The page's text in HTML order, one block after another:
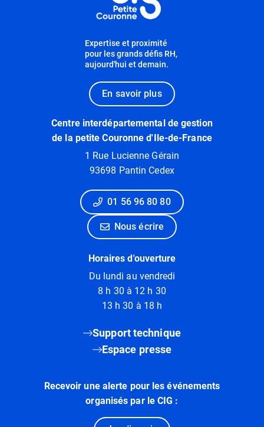
Expertise et proximité
pour les grands défis RH,
aujourd'hui et demain.
En savoir plus
Centre interdépartemental de gestion
de la petite Couronne d'Ile-de-France
1 Rue Lucienne Gérain
93698 Pantin Cedex
01 56 96 80 80
Nous écrire
Horaires d'ouverture
Du lundi au vendredi
8 h 30 à 12 h 30
13 h 30 à 18 h
Support technique
Espace presse
Recevoir une alerte pour les événements
organisés par le CIG :